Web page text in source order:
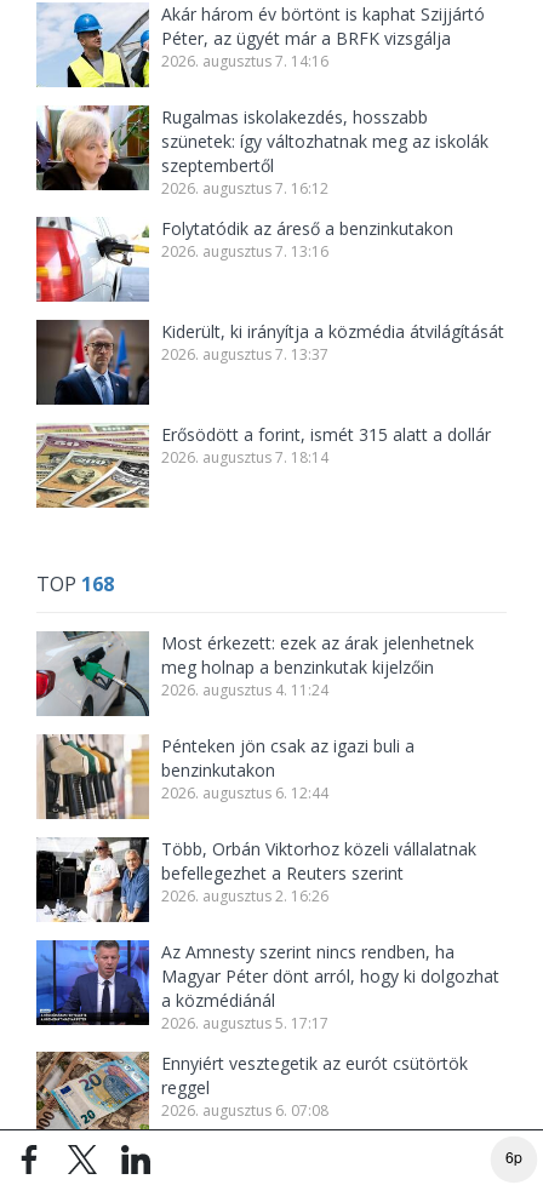
6p
Akár három év börtönt is kaphat Szijjártó
Péter, az ügyét már a BRFK vizsgálja
2026. augusztus 7. 14:16
Rugalmas iskolakezdés, hosszabb
szünetek: így változhatnak meg az iskolák
szeptembertől
2026. augusztus 7. 16:12
Folytatódik az áreső a benzinkutakon
2026. augusztus 7. 13:16
Kiderült, ki irányítja a közmédia átvilágítását
2026. augusztus 7. 13:37
Erősödött a forint, ismét 315 alatt a dollár
2026. augusztus 7. 18:14
TOP 168
Most érkezett: ezek az árak jelenhetnek
meg holnap a benzinkutak kijelzőin
2026. augusztus 4. 11:24
Pénteken jön csak az igazi buli a
benzinkutakon
2026. augusztus 6. 12:44
Több, Orbán Viktorhoz közeli vállalatnak
befellegezhet a Reuters szerint
2026. augusztus 2. 16:26
Az Amnesty szerint nincs rendben, ha
Magyar Péter dönt arról, hogy ki dolgozhat
a közmédiánál
2026. augusztus 5. 17:17
Ennyiért vesztegetik az eurót csütörtök
reggel
2026. augusztus 6. 07:08